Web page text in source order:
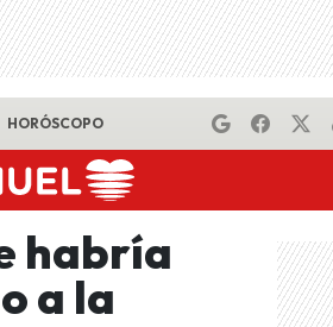
HORÓSCOPO
habría
a la